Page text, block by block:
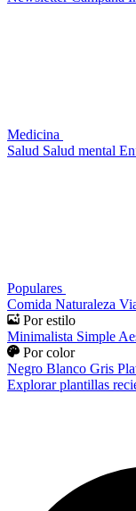
Medicina
Salud Salud mental
Populares
Comida Naturaleza
Por estilo
Minimalista Simple
Por color
Negro Blanco Gris
Explorar plantillas